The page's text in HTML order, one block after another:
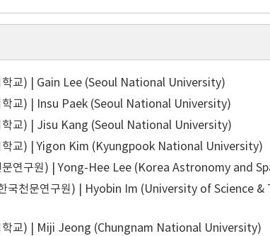
학교) | Gain Lee (Seoul National University)
학교) | Insu Paek (Seoul National University)
학교) | Jisu Kang (Seoul National University)
학교) | Yigon Kim (Kyungpook National University)
문연구원) | Yong-Hee Lee (Korea Astronomy and
국천문연구원) | Hyobin Im (University of Science
학교) | Miji Jeong (Chungnam National University)